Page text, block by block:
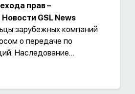
прав –
GSL News
зарубежных компаний
о передаче по
Наследование
всего, определением
и юрисдикции,